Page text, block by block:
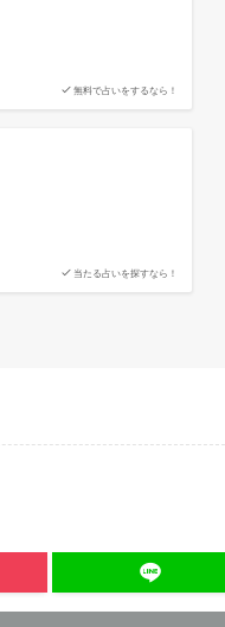
無料で占いをするなら！
当たる占いを探すなら！